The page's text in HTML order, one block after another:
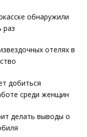
обнаружили
раз
отелях в
добиться
среди женщин
делать выводы о